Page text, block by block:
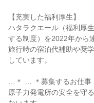
【充実した福利厚生】
ハタラクエール（福利厚
する制度）を2022年から
旅行時の宿泊代補助や奨
しています。
…＊ … ＊募集するお仕
原子力発電所の安全を守